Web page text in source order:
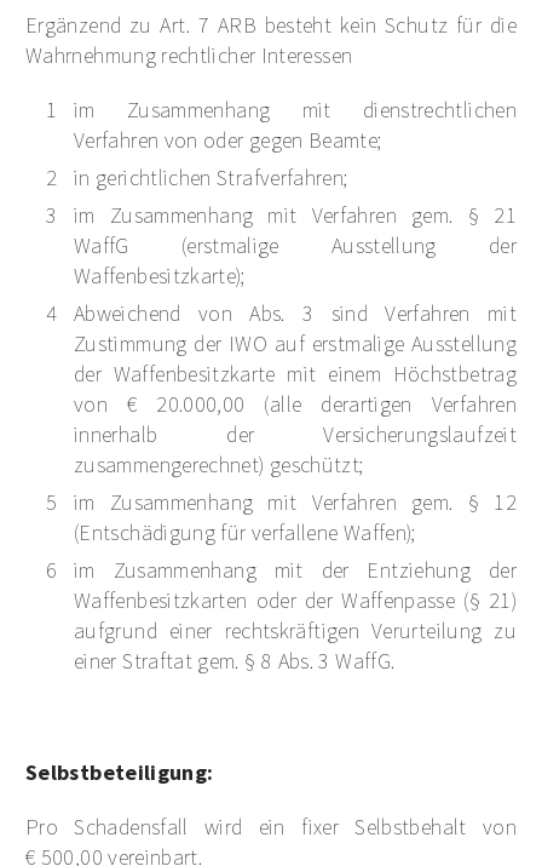
Ergänzend zu Art. 7 ARB besteht kein Schutz für die
Wahrnehmung rechtlicher Interessen
im Zusammenhang mit dienstrechtlichen
Verfahren von oder gegen Beamte;
in gerichtlichen Strafverfahren;
im Zusammenhang mit Verfahren gem. § 21
WaffG (erstmalige Ausstellung der
Waffenbesitzkarte);
Abweichend von Abs. 3 sind Verfahren mit
Zustimmung der IWO auf erstmalige Ausstellung
der Waffenbesitzkarte mit einem Höchstbetrag
von € 20.000,00 (alle derartigen Verfahren
innerhalb der Versicherungslaufzeit
zusammengerechnet) geschützt;
im Zusammenhang mit Verfahren gem. § 12
(Entschädigung für verfallene Waffen);
im Zusammenhang mit der Entziehung der
Waffenbesitzkarten oder der Waffenpasse (§ 21)
aufgrund einer rechtskräftigen Verurteilung zu
einer Straftat gem. § 8 Abs. 3 WaffG.
Selbstbeteiligung:
Pro Schadensfall wird ein fixer Selbstbehalt von
€ 500,00 vereinbart.